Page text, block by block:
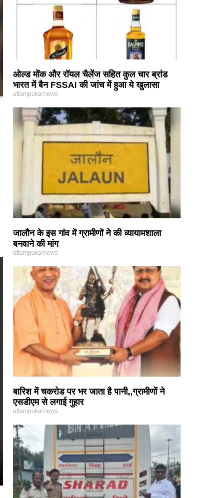
ओल्ड मोंक और रॉयल चैलेंज सहित कुल चार ब्रांड
भारत में बैन FSSAI की जांच में हुआ ये खुलासा
uttampukarnews
जालौन के इस गांव में ग्रामीणों ने की व्यायामशाला
बनवाने की मांग
uttampukarnews
बारिश में चकरोड पर भर जाता है पानी,,ग्रामीणों ने
एसडीएम से लगाई गुहार
uttampukarnews